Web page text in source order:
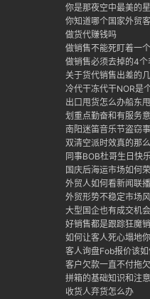
你是那夜空中最美的
你知道哪个国家外贸
做货代赚钱吗
做销售不能死盯着一
做销售必须去掉的4
关于货代销售出差的
冷代干冻代干NOR是
出口甩货怎么办船东
划重点勤奋和有服务
南阳迷笛音乐节盗窃
双清空派时效真的那
同事BOB杜哥生日快
国庆后海运市场如何
外贸人如何看新闻联
外贸形势不稳定市场
大型国企也有成交机
好销售都是跟踪狂魔
如何让客人死心塌地
客人询盘Fob报价该
客户欠款一直不付拖
拼箱的基础知识和注
收货人弃货怎么办